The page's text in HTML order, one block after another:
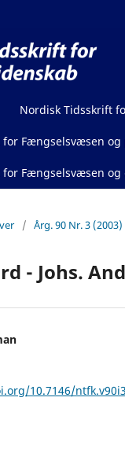
Nordisk Tidsskrift
Fængselsvæsen og
for Fængselsvæsen
/ Årg. 90 Nr. 3 (2003)
- Johs.
10.7146/